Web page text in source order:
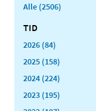
Alle (2506)
TID
2026 (84)
2025 (158)
2024 (224)
2023 (195)